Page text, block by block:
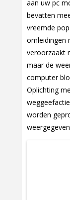
aan uw pc
bevatten
vreemde
omleidingen
veroorzaakt
maar de
computer
Oplichting
worden